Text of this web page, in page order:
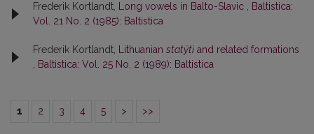
Frederik Kortlandt, Long vowels in Balto-Slavic , Baltistica:
Vol. 21 No. 2 (1985): Baltistica
Frederik Kortlandt, Lithuanian statýti and related formations
, Baltistica: Vol. 25 No. 2 (1989): Baltistica
1 2 3 4 5 > >>